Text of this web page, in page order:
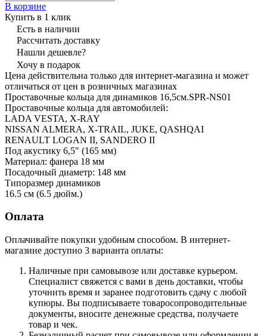
В корзине
Купить в 1 клик
Есть в наличии
Рассчитать доставку
Нашли дешевле?
Хочу в подарок
Цена действительна только для интернет-магазина и может
отличаться от цен в розничных магазинах
Проставочные кольца для динамиков 16,5см.SPR-NS01
Проставочные кольца для автомобилей:
LADA VESTA, X-RAY
NISSAN ALMERA, X-TRAIL, JUKE, QASHQAI
RENAULT LOGAN II, SANDERO II
Под акустику 6,5″ (165 мм)
Материал: фанера 18 мм
Посадочный диаметр: 148 мм
Типоразмер динамиков
16.5 см (6.5 дюйм.)
Оплата
Оплачивайте покупки удобным способом. В интернет-
магазине доступно 3 варианта оплаты:
Наличные при самовывозе или доставке курьером.
Специалист свяжется с вами в день доставки, чтобы
уточнить время и заранее подготовить сдачу с любой
купюры. Вы подписываете товаросопроводительные
документы, вносите денежные средства, получаете
товар и чек.